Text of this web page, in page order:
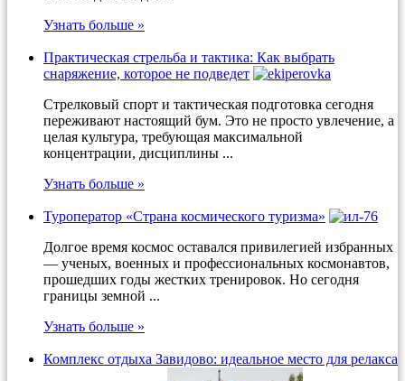
Узнать больше »
Практическая стрельба и тактика: Как выбрать
снаряжение, которое не подведет
Стрелковый спорт и тактическая подготовка сегодня
переживают настоящий бум. Это не просто увлечение, а
целая культура, требующая максимальной
концентрации, дисциплины ...
Узнать больше »
Туроператор «Страна космического туризма»
Долгое время космос оставался привилегией избранных
— ученых, военных и профессиональных космонавтов,
прошедших годы жестких тренировок. Но сегодня
границы земной ...
Узнать больше »
Комплекс отдыха Завидово: идеальное место для релакса